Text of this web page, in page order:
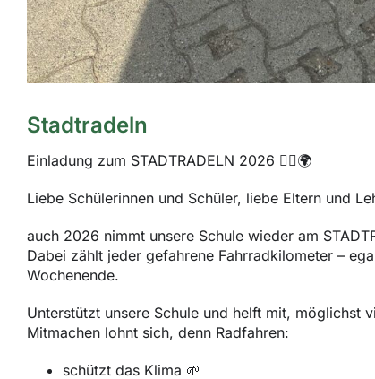
Stadtradeln
Einladung zum STADTRADELN 2026 🚴‍♀️🌍
Liebe Schülerinnen und Schüler, liebe Eltern und
auch 2026 nimmt unsere Schule wieder am
Dabei zählt jeder gefahrene Fahrradkilometer –
Wochenende.
Unterstützt unsere Schule und helft mit, möglichst
Mitmachen lohnt sich, denn Radfahren:
schützt das Klima 🌱